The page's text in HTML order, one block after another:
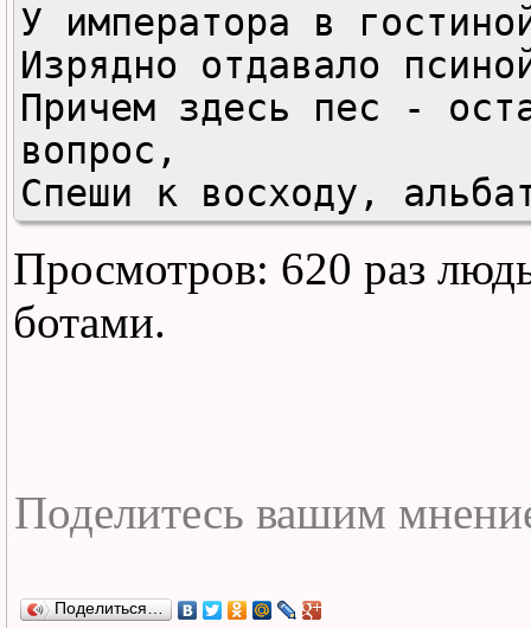
У императора в
Изрядно отдавало
Причем здесь пес -
вопрос,
Спеши к восходу,
Просмотров: 620 раз
ботами.
Поделиться…